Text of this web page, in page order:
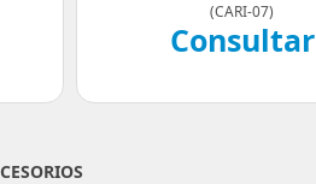
(CARI-07)
Consultar